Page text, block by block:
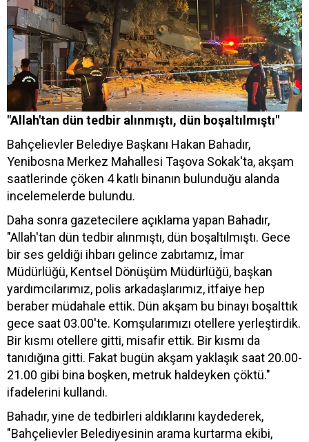
"Allah'tan dün tedbir alınmıştı, dün boşaltılmıştı"
Bahçelievler Belediye Başkanı Hakan Bahadır,
Yenibosna Merkez Mahallesi Taşova Sokak'ta, akşam
saatlerinde çöken 4 katlı binanın bulunduğu alanda
incelemelerde bulundu.
Daha sonra gazetecilere açıklama yapan Bahadır,
"Allah'tan dün tedbir alınmıştı, dün boşaltılmıştı. Gece
bir ses geldiği ihbarı gelince zabıtamız, İmar
Müdürlüğü, Kentsel Dönüşüm Müdürlüğü, başkan
yardımcılarımız, polis arkadaşlarımız, itfaiye hep
beraber müdahale ettik. Dün akşam bu binayı boşalttık
gece saat 03.00'te. Komşularımızı otellere yerleştirdik.
Bir kısmı otellere gitti, misafir ettik. Bir kısmı da
tanıdığına gitti. Fakat bugün akşam yaklaşık saat 20.00-
21.00 gibi bina boşken, metruk haldeyken çöktü."
ifadelerini kullandı.
Bahadır, yine de tedbirleri aldıklarını kaydederek,
"Bahçelievler Belediyesinin arama kurtarma ekibi,